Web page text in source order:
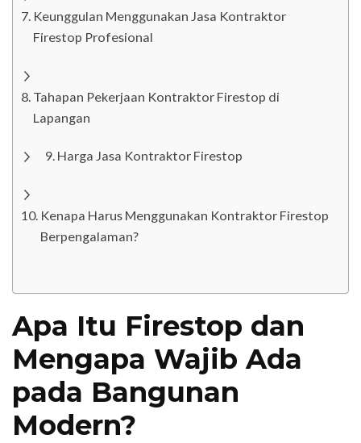
Keunggulan Menggunakan Jasa Kontraktor
Firestop Profesional
Tahapan Pekerjaan Kontraktor Firestop di
Lapangan
Harga Jasa Kontraktor Firestop
Kenapa Harus Menggunakan Kontraktor Firestop
Berpengalaman?
Apa Itu Firestop dan
Mengapa Wajib Ada
pada Bangunan
Modern?